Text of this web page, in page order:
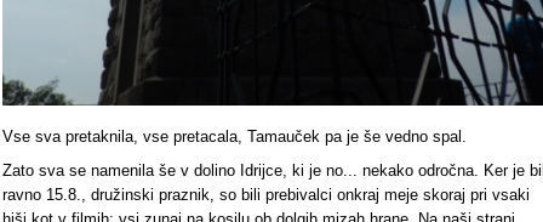
Vse sva pretaknila, vse pretacala, Tamauček pa je še vedno spal.
Zato sva se namenila še v dolino Idrijce, ki je no... nekako odročna. Ker je
ravno 15.8., družinski praznik, so bili prebivalci onkraj meje skoraj pri vsaki